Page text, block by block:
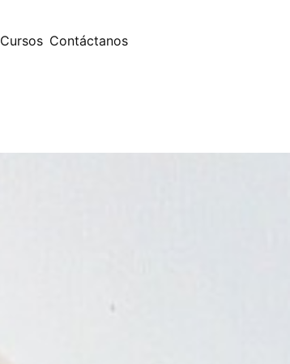
Cursos Contáctanos